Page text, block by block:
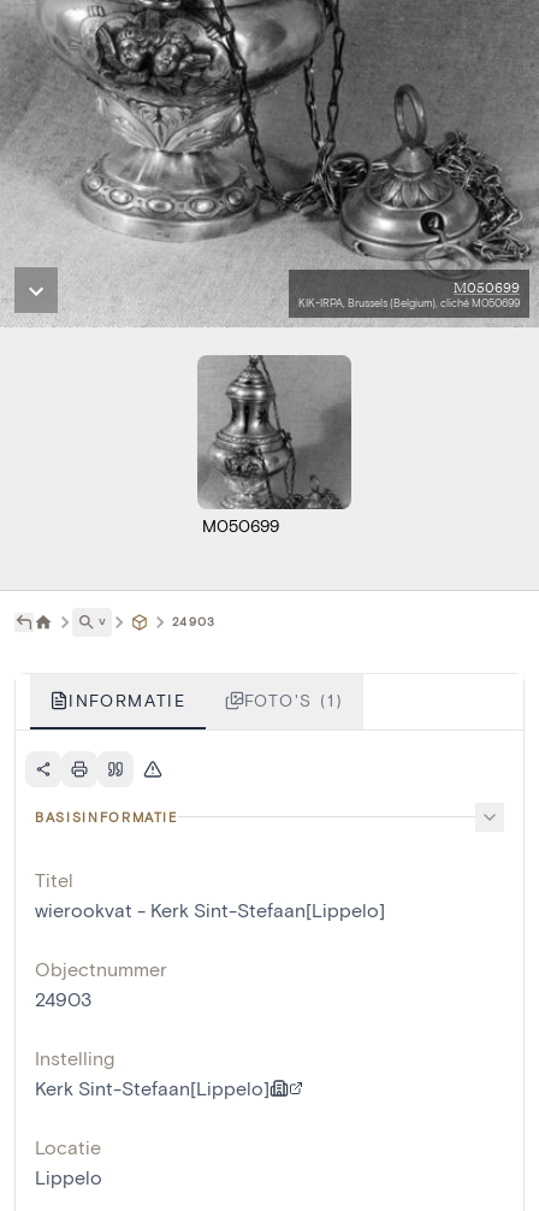
M050699
KIK-IRPA, Brussels (Belgium), cliché M050699
M050699
˅ 24903
INFORMATIE FOTO'S (1)
BASISINFORMATIE
Titel
wierookvat - Kerk Sint-Stefaan[Lippelo]
Objectnummer
24903
Instelling
Kerk Sint-Stefaan[Lippelo]
Locatie
Lippelo